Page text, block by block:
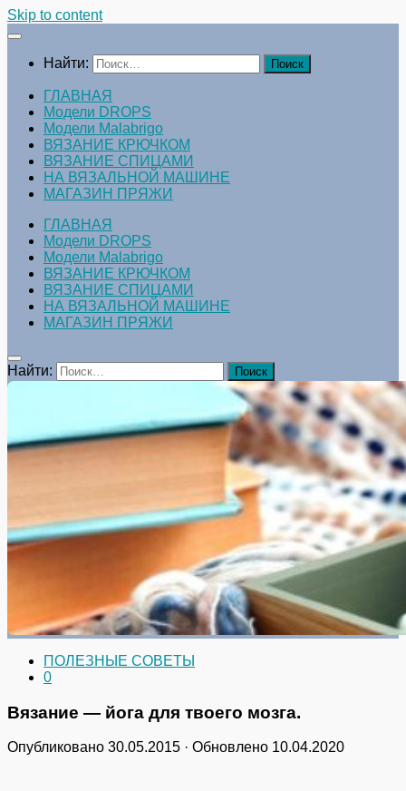
Skip to content
Найти:
ГЛАВНАЯ
Модели DROPS
Модели Malabrigo
ВЯЗАНИЕ КРЮЧКОМ
ВЯЗАНИЕ СПИЦАМИ
НА ВЯЗАЛЬНОЙ МАШИНЕ
МАГАЗИН ПРЯЖИ
ГЛАВНАЯ
Модели DROPS
Модели Malabrigo
ВЯЗАНИЕ КРЮЧКОМ
ВЯЗАНИЕ СПИЦАМИ
НА ВЯЗАЛЬНОЙ МАШИНЕ
МАГАЗИН ПРЯЖИ
Найти:
ПОЛЕЗНЫЕ СОВЕТЫ
0
Вязание — йога для твоего мозга.
Опубликовано 30.05.2015 · Обновлено 10.04.2020